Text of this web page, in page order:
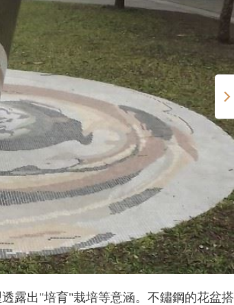
露出"培育"栽培等意涵。不鏽鋼的花盆搭